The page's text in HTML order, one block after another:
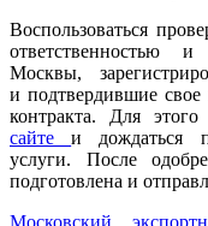
Воспользоваться
ответственностью
Москвы,
и подтвердившие свое
контракта. Для
сайтеи дождаться
услуги. После
подготовлена и
Московский